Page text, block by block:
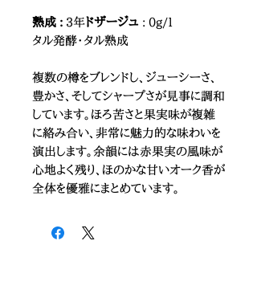
熟成 : 3年ドザージュ : 0g/l
タル発酵・タル熟成
複数の樽をブレンドし、ジューシーさ、
豊かさ、そしてシャープさが見事に調和
しています。ほろ苦さと果実味が複雑
に絡み合い、非常に魅力的な味わいを
演出します。余韻には赤果実の風味が
心地よく残り、ほのかな甘いオーク香が
全体を優雅にまとめています。